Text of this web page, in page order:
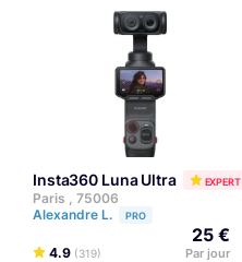
Insta360 Luna Ultra EXPERT
Paris , 75006
Alexandre L.
PRO
4.9 (319)
25 €
Par jour